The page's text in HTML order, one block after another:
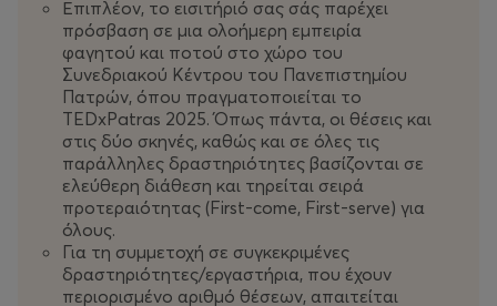
Επιπλέον, το εισιτήριό σας σάς παρέχει
πρόσβαση σε μια ολοήμερη εμπειρία
φαγητού και ποτού στο χώρο του
Συνεδριακού Κέντρου του Πανεπιστημίου
Πατρών, όπου πραγματοποιείται το
TEDxPatras 2025. Όπως πάντα, οι θέσεις και
στις δύο σκηνές, καθώς και σε όλες τις
παράλληλες δραστηριότητες βασίζονται σε
ελεύθερη διάθεση και τηρείται σειρά
προτεραιότητας (First-come, First-serve) για
όλους.
Για τη συμμετοχή σε συγκεκριμένες
δραστηριότητες/εργαστήρια, που έχουν
περιορισμένο αριθμό θέσεων, απαιτείται